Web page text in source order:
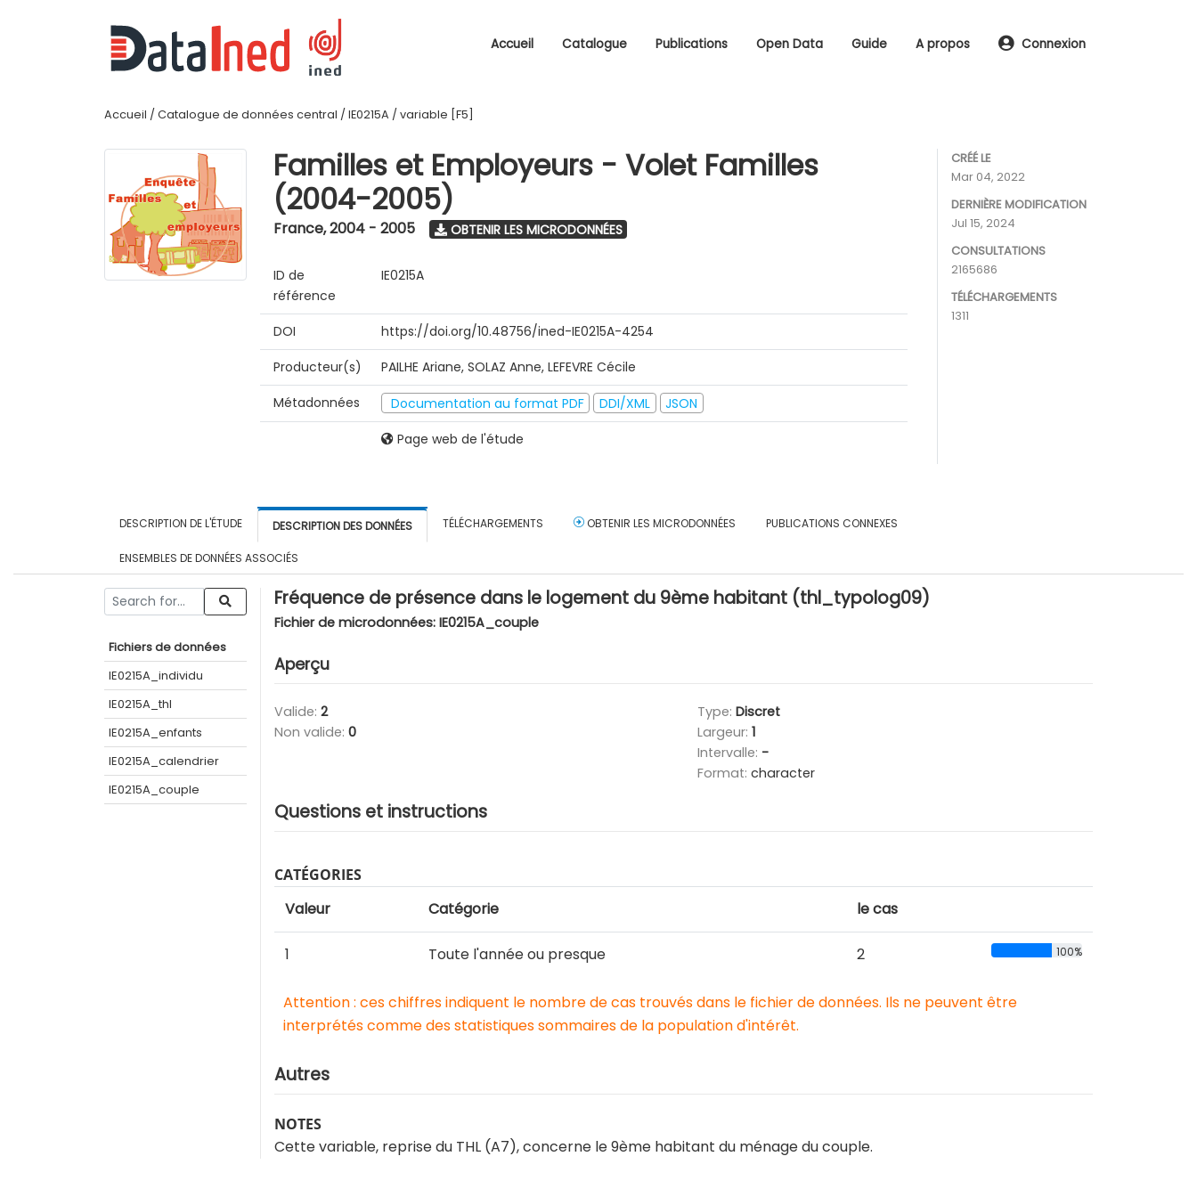
Accueil Catalogue Publications Open Data Guide A propos Connexion
Accueil / Catalogue de données central / IE0215A / variable [F5]
Familles et Employeurs - Volet Familles
(2004-2005)
France,2004 - 2005 OBTENIR LES MICRODONNÉES
ID de
référence
IE0215A
DOI
https://doi.org/10.48756/ined-IE0215A-4254
Producteur(s)
PAILHE Ariane, SOLAZ Anne, LEFEVRE Cécile
Métadonnées
Documentation au format PDF DDI/XML
JSON
Page web de l'étude
CRÉÉ LE
Mar 04, 2022
DERNIÈRE MODIFICATION
Jul 15, 2024
CONSULTATIONS
2165686
TÉLÉCHARGEMENTS
1311
DESCRIPTION DE L'ÉTUDE DESCRIPTION DES DONNÉES TÉLÉCHARGEMENTS OBTENIR LES MICRODONNÉES PUBLICATIONS CONNEXES
ENSEMBLES DE DONNÉES ASSOCIÉS
Fichiers de données
IE0215A_individu
IE0215A_thl
IE0215A_enfants
IE0215A_calendrier
IE0215A_couple
Fréquence de présence dans le logement du 9ème habitant (thl_typolog09)
Fichier de microdonnées: IE0215A_couple
Aperçu
Valide: 2
Non valide: 0
Type: Discret
Largeur: 1
Intervalle: -
Format: character
Questions et instructions
CATÉGORIES
Valeur Catégorie le cas
1 Toute l'année ou presque 2 100%
Attention : ces chiffres indiquent le nombre de cas trouvés dans le fichier de données. Ils ne peuvent être
interprétés comme des statistiques sommaires de la population d'intérêt.
Autres
NOTES
Cette variable, reprise du THL (A7), concerne le 9ème habitant du ménage du couple.